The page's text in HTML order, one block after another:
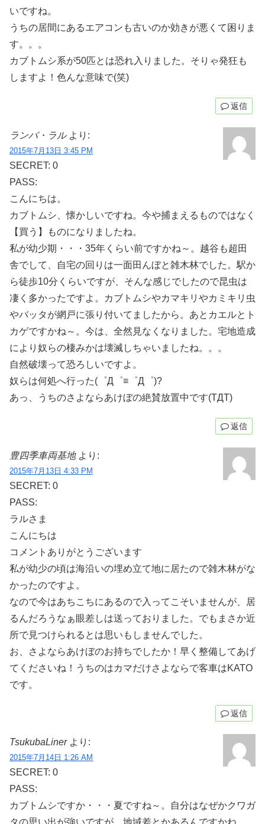
いですね。
うちの居間にあるエアコンも古いのか効きが悪くて困りま
す。。。
カブトムシ系が50匹とは恐れ入りました。そりゃ発狂も
しますよ！色んな意味で(笑)
返信
ランバ・ラル より:
2015年7月13日 3:45 PM
SECRET: 0
PASS:
こんにちは。
カブトムシ、懐かしいですね。今や捕まえるものではなく
【買う】ものになりましたね。
私が幼少期・・・35年くらい前ですかね～。越谷も超田
舎でして、自宅の回りは一面田んぼと雑木林でした。駅か
ら徒歩10分くらいですが、そんな感じでしたので昆虫は
凄く多かったですよ。カブトムシやカマキリやカミキリ虫
やバッタが網戸に張り付いてましたから。あとカエルとト
カゲですかね～。今は、全然見なくなりました。宅地造成
により奴らの棲みかは壊滅しちゃいましたね。。。
自然破壊って恐ろしいですよ。
奴らは何処へ行った(゜Д゜≡゜Д゜)?
あっ、うちのさよならあけぼの絶賛放置中です(TДT)
返信
豊四季車両基地 より:
2015年7月13日 4:33 PM
SECRET: 0
PASS:
ラルさま
こんにちは
コメントありがとうございます
私が幼少の頃は海沿いの埋め立て地に居たので雑木林がな
かったのですよ。
なので今はあちこちにあるので入ってこそいませんが、居
るんだろうなぁ眼差しは送っておりました。でもまさか近
所で見つけられるとは思いもしませんでした。
お、さよならあけぼのお持ちでしたか！早く整備してあげ
てくださいね！うちのはカマだけさよならで客車はKATO
です。
返信
TsukubaLiner より:
2015年7月14日 1:26 AM
SECRET: 0
PASS:
カブトムシですか・・・夏ですね～。自分はなぜかクワガ